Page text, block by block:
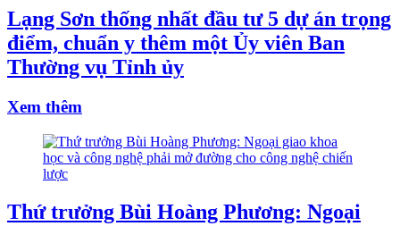
Lạng Sơn thống nhất đầu tư 5 dự án trọng
điểm, chuẩn y thêm một Ủy viên Ban
Thường vụ Tỉnh ủy
Xem thêm
Thứ trưởng Bùi Hoàng Phương: Ngoại